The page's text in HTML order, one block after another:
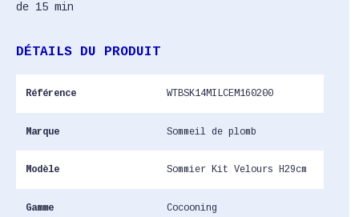
de 15 min
DÉTAILS DU PRODUIT
Référence WTBSK14MILCEM160200
Marque Sommeil de plomb
Modèle Sommier Kit Velours H29cm
Gamme Cocooning